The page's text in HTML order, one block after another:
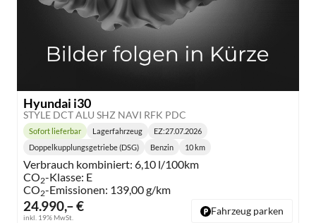
Hyundai i30
STYLE DCT ALU SHZ NAVI RFK PDC
24.990,– €
inkl. 19% MwSt.
Lieferzeit:
Sofort lieferbar Lagerfahrzeug EZ:27.07.2026
Getriebe:
Doppelkupplungsgetriebe (DSG) Benzin 10 km
Verbrauch kombiniert: 6,10 l/100km
CO2-Klasse: E
CO2-Emissionen: 139,00 g/km
Fahrzeug parken